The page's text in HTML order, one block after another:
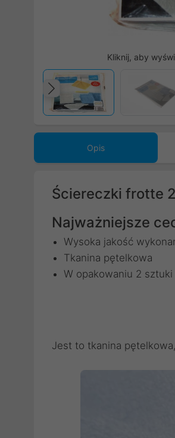
Kliknij, aby
Poprzedni
Opis
Ściereczki frotte
Najważniejsze
Wysoka jakość
Tkanina pętelkowa
W opakowaniu 2 sztuki
Jest to tkanina